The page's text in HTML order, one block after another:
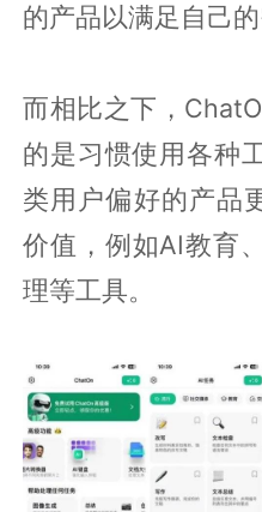
的产品以满足自己的
而相比之下，
的是习惯使用各种
类用户偏好的产品
价值，例如AI教育
理等工具。